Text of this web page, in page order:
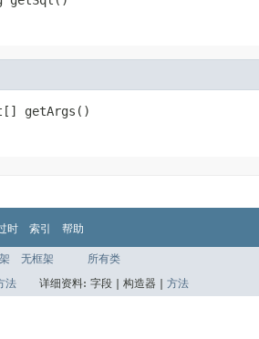
getArgs()
时 索引 帮助
无框架
所有类
法 详细资料: 字段 | 构造器 | 方法